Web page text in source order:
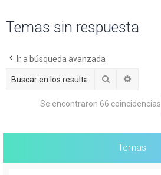
Temas sin respuesta
Ir a búsqueda avanzada
Buscar
Se encontraron 66 coincidencias
Temas